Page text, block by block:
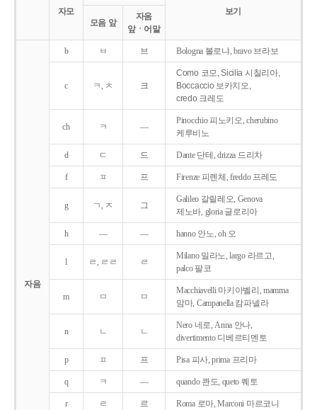
자모
보기
모음 앞
자음
앞ㆍ어말
자음
b ㅂ 브 Bologna 볼로냐, bravo 브라보
c ㅋ, ㅊ 크
Como 코모, Sicilia 시칠리아,
Boccaccio 보카치오,
credo 크레도
ch ㅋ ―
Pinocchio 피노키오, cherubino
케루비노
d ㄷ 드 Dante 단테, drizza 드리차
f ㅍ 프 Firenze 피렌체, freddo 프레도
g ㄱ, ㅈ 그
Galileo 갈릴레오, Genova
제노바, gloria 글로리아
h ― ― hanno 안노, oh 오
l ㄹ, ㄹㄹ ㄹ
Milano 밀라노, largo 라르고,
palco 팔코
m ㅁ ㅁ
Macchiavelli 마키아벨리, mamma
맘마, Campanella 캄파넬라
n ㄴ ㄴ
Nero 네로, Anna 안나,
divertimento 디베르티멘토
p ㅍ 프 Pisa 피사, prima 프리마
q ㅋ ― quando 콴도, queto 퀘토
r ㄹ 르 Roma 로마, Marconi 마르코니